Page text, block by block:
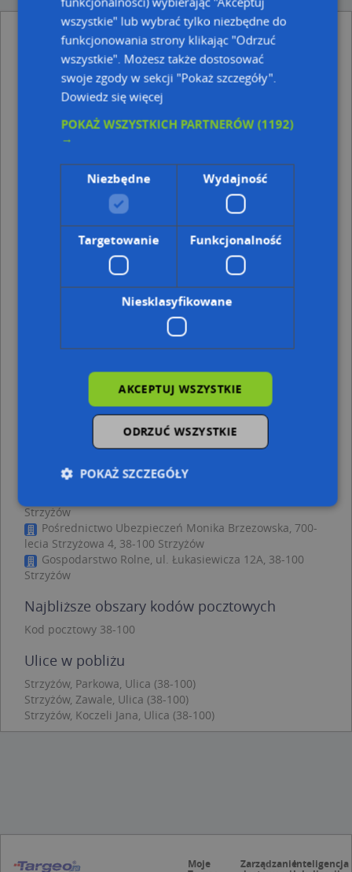
Prywatny Gabinet Lekarski - inne Przemysł,
Firmy w pobliżu
DPD, Południowa 5A, 38-100 Strzyżów
Andrzej Curyło - Działalność Gospodarcza, ul.
Przecławczyka 15, 38-100 Strzyżów
Usługowy Zakład Murarski, ul. Słowackiego 5, 38-100
Strzyżów
Tomasz Góra Mariusz Ziobro, Polna 1, 38-100 Strzyżów
Adresy w pobliżu
Strzyżów, Parkowa 10, Ulica (38-100) (→ 28 m)
Strzyżów, Parkowa 7, Ulica (38-100) (→ 34 m)
Strzyżów, Parkowa 8A, Ulica (38-100)
(→ 49 m)
Strzyżów, Parkowa 5, Ulica (38-100)
(→ 50 m)
Strzyżów, Parkowa 12, Ulica (38-100) (→ 63 m)
Strzyżów, Parkowa 8, Ulica (38-100) (→ 65 m)
Strzyżów, Przecławczyka 11, Ulica (38-100)
Strzyżów, Zawale 14, Ulica (38-100)
Strzyżów, Słowackiego Juliusza 31, Ulica (38-100) (→ 87 m)
Prywatny Gabinet Lekarski - inne punkty w
Kapliczka, Figura Świętych, Krzyż, Słowackiego Juliusza
34, 38-100 Strzyżów
Bank BPS, Rynek 4, 38-100 Strzyżów
Strzyżów
Pośrednictwo Ubezpieczeń Monika Brzezowska, 700-
lecia Strzyżowa 4, 38-100 Strzyżów
Gospodarstwo Rolne, ul. Łukasiewicza 12A, 38-100
Strzyżów
Najbliższe obszary kodów pocztowych
Kod pocztowy 38-100
Ulice w pobliżu
Strzyżów, Parkowa, Ulica (38-100)
Strzyżów, Zawale, Ulica (38-100)
Strzyżów, Koczeli Jana, Ulica (38-100)
Moje ZarządzanieInteligencja
wszystkie" lub wybrać tylko niezbędne do
funkcjonowania strony klikając "Odrzuć
wszystkie". Możesz także dostosować
swoje zgody w sekcji "Pokaż szczegóły".
Dowiedz się więcej
POKAŻ WSZYSTKICH PARTNERÓW(1192)
→
Niezbędne Wydajność
Targetowanie Funkcjonalność
Niesklasyfikowane
AKCEPTUJ WSZYSTKIE
ODRZUĆ WSZYSTKIE
POKAŻ SZCZEGÓŁY
Niezbędne Wydajność
Funkcjonalność
Niesklasyfikowane
podstawowych funkcji strony internetowej, takich
jak logowanie użytkownika i zarządzanie kontem.
Bez niezbędnych plików cookie nie można
prawidłowo korzystać ze strony internetowej.
Nazwa
APPSESSID .targeo.pl
CookieScriptConsent
CookieScript
.targeo.pl